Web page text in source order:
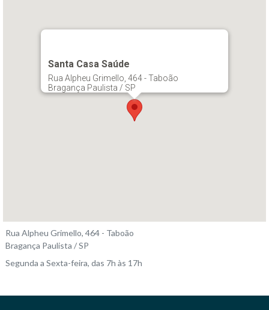
Santa Casa Saúde
Rua Alpheu Grimello, 464 - Taboão
Bragança Paulista / SP
Rua Alpheu Grimello, 464 - Taboão
Bragança Paulista / SP
Segunda a Sexta-feira, das 7h às 17h